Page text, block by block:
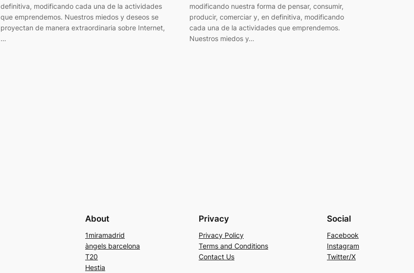
definitiva, modificando cada una de la actividades
que emprendemos. Nuestros miedos y deseos se
proyectan de manera extraordinaria sobre Internet,
…
modificando nuestra forma de pensar, consumir,
producir, comerciar y, en definitiva, modificando
cada una de la actividades que emprendemos.
Nuestros miedos y…
About
1miramadrid
àngels barcelona
T20
Hestia
Privacy
Privacy Policy
Terms and Conditions
Contact Us
Social
Facebook
Instagram
Twitter/X